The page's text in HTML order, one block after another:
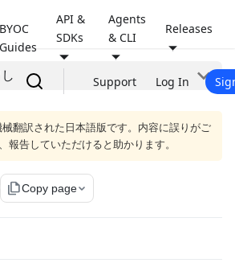
BYOC
Guides
API &
SDKs
Agents
& CLI
Releases
Support Log In
翻訳された日本語版です。内容に誤りがご
報告していただけると助かります。
file_copyCopy page